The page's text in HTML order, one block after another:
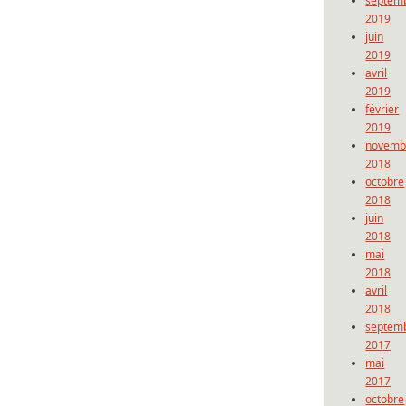
2019
juin
2019
avril
2019
février
2019
2018
octobre
2018
juin
2018
mai
2018
avril
2018
2017
mai
2017
octobre